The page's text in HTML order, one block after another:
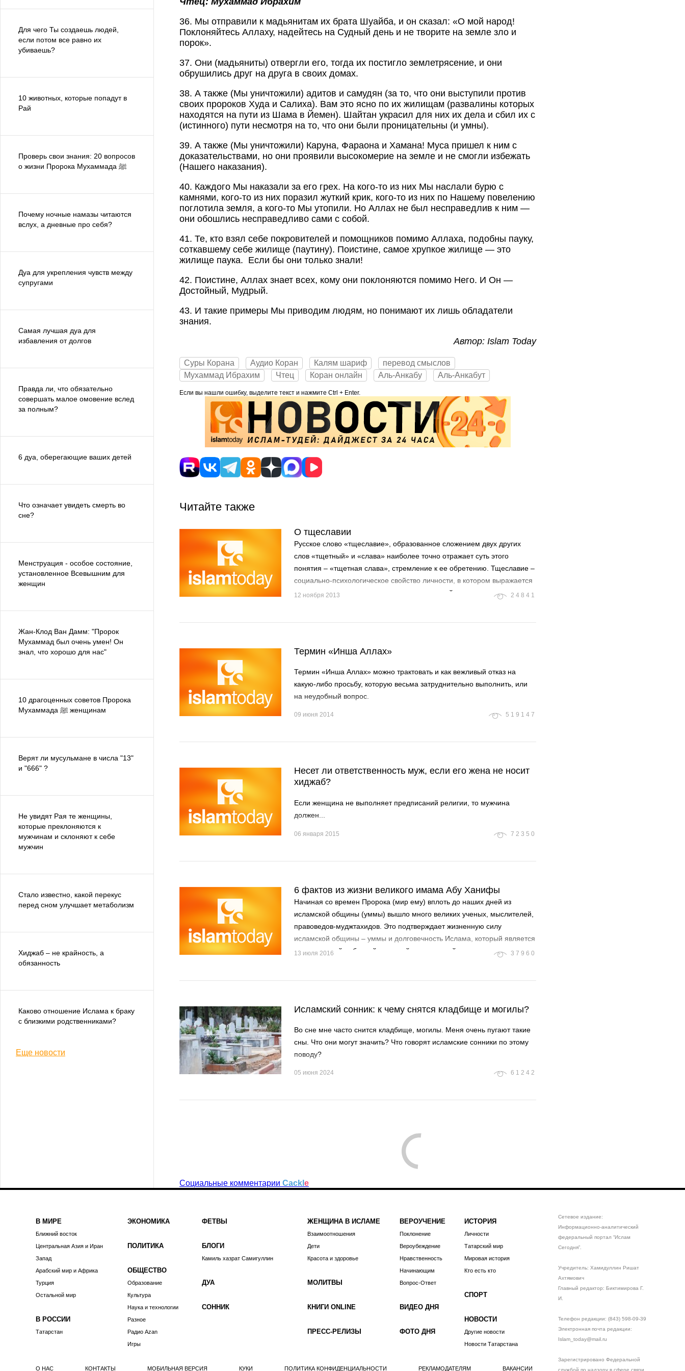
Для чего Ты создаешь людей,
если потом все равно их
убиваешь?
10 животных, которые попадут в
Рай
Проверь свои знания: 20 вопросов
о жизни Пророка Мухаммада ﷺ
Почему ночные намазы читаются
вслух, а дневные про себя?
Дуа для укрепления чувств между
супругами
Самая лучшая дуа для
избавления от долгов
Правда ли, что обязательно
совершать малое омовение вслед
за полным?
6 дуа, оберегающие ваших детей
Что означает увидеть смерть во
сне?
Менструация - особое состояние,
установленное Всевышним для
женщин
Жан-Клод Ван Дамм: "Пророк
Мухаммад был очень умен! Он
знал, что хорошо для нас"
10 драгоценных советов Пророка
Мухаммада ﷺ женщинам
Верят ли мусульмане в числа "13"
и "666" ?
Не увидят Рая те женщины,
которые преклоняются к
мужчинам и склоняют к себе
мужчин
Стало известно, какой перекус
перед сном улучшает метаболизм
Хиджаб – не крайность, а
обязанность
Каково отношение Ислама к браку
с близкими родственниками?
Еще новости
36. Мы отправили к мадьянитам их брата Шуайба, и он сказал: «О мой народ!
Поклоняйтесь Аллаху, надейтесь на Судный день и не творите на земле зло и
порок».
37. Они (мадьяниты) отвергли его, тогда их постигло землетрясение, и они
обрушились друг на друга в своих домах.
38. А также (Мы уничтожили) адитов и самудян (за то, что они выступили против
своих пророков Худа и Салиха). Вам это ясно по их жилищам (развалины которых
находятся на пути из Шама в Йемен). Шайтан украсил для них их дела и сбил их с
(истинного) пути несмотря на то, что они были проницательны (и умны).
39. А также (Мы уничтожили) Каруна, Фараона и Хамана! Муса пришел к ним с
доказательствами, но они проявили высокомерие на земле и не смогли избежать
(Нашего наказания).
40. Каждого Мы наказали за его грех. На кого-то из них Мы наслали бурю с
камнями, кого-то из них поразил жуткий крик, кого-то из них по Нашему повелению
поглотила земля, а кого-то Мы утопили. Но Аллах не был несправедлив к ним —
они обошлись несправедливо сами с собой.
41. Те, кто взял себе покровителей и помощников помимо Аллаха, подобны пауку,
соткавшему себе жилище (паутину). Поистине, самое хрупкое жилище — это
жилище паука. Если бы они только знали!
42. Поистине, Аллах знает всех, кому они поклоняются помимо Него. И Он —
Достойный, Мудрый.
43. И такие примеры Мы приводим людям, но понимают их лишь обладатели
знания.
Автор: Islam Today
Суры Корана Аудио Коран Калям шариф
перевод смыслов
Мухаммад Ибрахим
Чтец Коран онлайн Аль-Анкабу Аль-Анкабут
Если вы нашли ошибку, выделите текст и нажмите Ctrl + Enter.
Читайте также
О тщеславии
Русское слово «тщеславие», образованное сложением двух других
слов «тщетный» и «слава» наиболее точно отражает суть этого
понятия – «тщетная слава», стремление к ее обретению. Тщеславие –
социально-психологическое свойство личности, в котором выражается
высокомерие, переоценка своих возможностей, стремление к почету и
12 ноября 2013 24841
Термин «Инша Аллах»
Термин «Инша Аллах» можно трактовать и как вежливый отказ на
какую-либо просьбу, которую весьма затруднительно выполнить, или
на неудобный вопрос.
09 июня 2014 519147
Несет ли ответственность муж, если его жена не носит
хиджаб?
Если женщина не выполняет предписаний религии, то мужчина
должен...
06 января 2015 72350
6 фактов из жизни великого имама Абу Ханифы
Начиная со времен Пророка (мир ему) вплоть до наших дней из
исламской общины (уммы) вышло много великих ученых, мыслителей,
правоведов-муджтахидов. Это подтверждает жизненную силу
исламской общины – уммы и долговечность Ислама, который является
завершающей небесной религией, подходящей для всех времен и
экономическую и другие стороны.
13 июля 2016 37960
Исламский сонник: к чему снятся кладбище и могилы?
Во сне мне часто снится кладбище, могилы. Меня очень пугают такие
сны. Что они могут значить? Что говорят исламские сонники по этому
поводу?
05 июня 2024 61242
Социальные комментарии Cackl e
В МИРЕ
Ближний восток
Центральная Азия и Иран
Запад
Арабский мир и Африка
Турция
Остальной мир
В РОССИИ
Татарстан
ЭКОНОМИКА
ПОЛИТИКА
ОБЩЕСТВО
Образование
Культура
Наука и технологии
Разное
Радио Azan
Игры
ФЕТВЫ
БЛОГИ
Камиль хазрат Самигуллин
ДУА
СОННИК
ЖЕНЩИНА В ИСЛАМЕ
Взаимоотношения
Дети
Красота и здоровье
МОЛИТВЫ
КНИГИ ONLINE
ПРЕСС-РЕЛИЗЫ
ВЕРОУЧЕНИЕ
Поклонение
Вероубеждение
Нравственность
Начинающим
Вопрос-Ответ
ВИДЕО ДНЯ
ФОТО ДНЯ
ИСТОРИЯ
Личности
Татарский мир
Мировая история
Кто есть кто
СПОРТ
НОВОСТИ
Другие новости
Новости Татарстана
О НАС КОНТАКТЫ МОБИЛЬНАЯ ВЕРСИЯ КУКИ ПОЛИТИКА КОНФИДЕНЦИАЛЬНОСТИ РЕКЛАМОДАТЕЛЯМ ВАКАНСИИ
Сетевое издание:
Информационно-аналитический
федеральный портал “Ислам
Сегодня”.
Учредитель: Хамидуллин Ришат
Ахтямович
Главный редактор: Биктимирова Г.
И.
Телефон редакции: (843) 598-09-39
Электронная почта редакции:
Islam_today@mail.ru
Зарегистрировано Федеральной